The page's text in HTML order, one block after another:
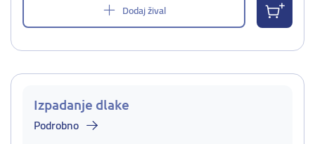
Dodaj žival
Izpadanje dlake
Podrobno